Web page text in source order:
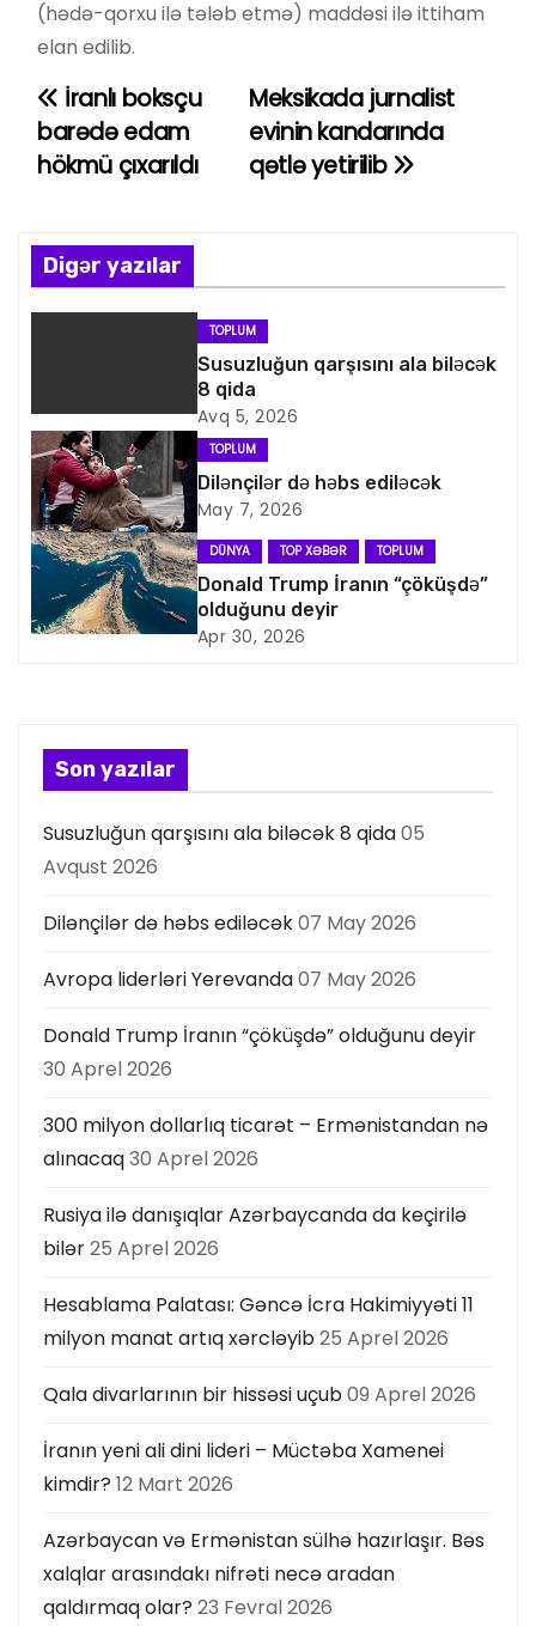
(hədə-qorxu ilə tələb etmə) maddəsi ilə ittiham
elan edilib.
Y
a
ı
n
v
i
q
a
s
a
ı
Meksikada jurnalist
evinin kandarında
qətlə yetirilib
İranlı boksçu
barədə edam
hökmü çıxarıldı
Digər yazılar
TOPLUM
Susuzluğun qarşısını ala biləcək
8 qida
Avq 5, 2026
TOPLUM
Dilənçilər də həbs ediləcək
May 7, 2026
DÜNYA TOP XƏBƏR TOPLUM
Donald Trump İranın “çöküşdə”
olduğunu deyir
Apr 30, 2026
Son yazılar
Susuzluğun qarşısını ala biləcək 8 qida05
Avqust 2026
Dilənçilər də həbs ediləcək07 May 2026
Avropa liderləri Yerevanda07 May 2026
Donald Trump İranın “çöküşdə” olduğunu deyir
30 Aprel 2026
300 milyon dollarlıq ticarət – Ermənistandan nə
alınacaq30 Aprel 2026
Rusiya ilə danışıqlar Azərbaycanda da keçirilə
bilər25 Aprel 2026
Hesablama Palatası: Gəncə İcra Hakimiyyəti 11
milyon manat artıq xərcləyib25 Aprel 2026
Qala divarlarının bir hissəsi uçub09 Aprel 2026
İranın yeni ali dini lideri – Müctəba Xamenei
kimdir? 12 Mart 2026
Azərbaycan və Ermənistan sülhə hazırlaşır. Bəs
xalqlar arasındakı nifrəti necə aradan
qaldırmaq olar? 23 Fevral 2026